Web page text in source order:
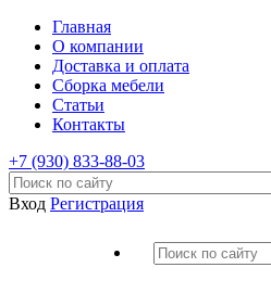
Главная
О компании
Доставка и оплата
Сборка мебели
Статьи
Контакты
+7 (930) 833-88-03
Вход Регистрация